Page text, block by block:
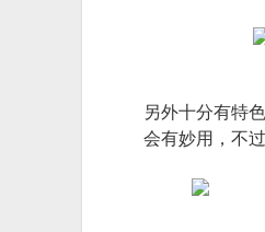
另外十分有特
会有妙用，不